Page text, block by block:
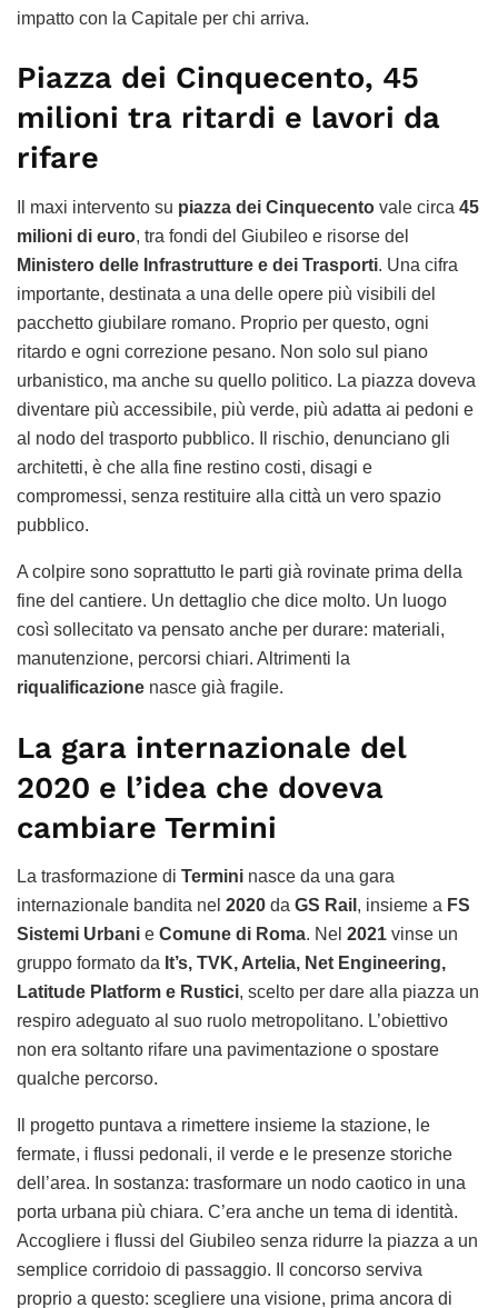
impatto con la Capitale per chi arriva.
Piazza dei Cinquecento, 45
milioni tra ritardi e lavori da
rifare
Il maxi intervento su piazza dei Cinquecento vale circa 45
milioni di euro, tra fondi del Giubileo e risorse del
Ministero delle Infrastrutture e dei Trasporti. Una cifra
importante, destinata a una delle opere più visibili del
pacchetto giubilare romano. Proprio per questo, ogni
ritardo e ogni correzione pesano. Non solo sul piano
urbanistico, ma anche su quello politico. La piazza doveva
diventare più accessibile, più verde, più adatta ai pedoni e
al nodo del trasporto pubblico. Il rischio, denunciano gli
architetti, è che alla fine restino costi, disagi e
compromessi, senza restituire alla città un vero spazio
pubblico.
A colpire sono soprattutto le parti già rovinate prima della
fine del cantiere. Un dettaglio che dice molto. Un luogo
così sollecitato va pensato anche per durare: materiali,
manutenzione, percorsi chiari. Altrimenti la
riqualificazione nasce già fragile.
La gara internazionale del
2020 e l’idea che doveva
cambiare Termini
La trasformazione di Termini nasce da una gara
internazionale bandita nel 2020 da GS Rail , insieme a FS
Sistemi Urbani e Comune di Roma. Nel 2021 vinse un
gruppo formato da It’s, TVK, Artelia, Net Engineering,
Latitude Platform e Rustici, scelto per dare alla piazza un
respiro adeguato al suo ruolo metropolitano. L’obiettivo
non era soltanto rifare una pavimentazione o spostare
qualche percorso.
Il progetto puntava a rimettere insieme la stazione, le
fermate, i flussi pedonali, il verde e le presenze storiche
dell’area. In sostanza: trasformare un nodo caotico in una
porta urbana più chiara. C’era anche un tema di identità.
Accogliere i flussi del Giubileo senza ridurre la piazza a un
semplice corridoio di passaggio. Il concorso serviva
proprio a questo: scegliere una visione, prima ancora di